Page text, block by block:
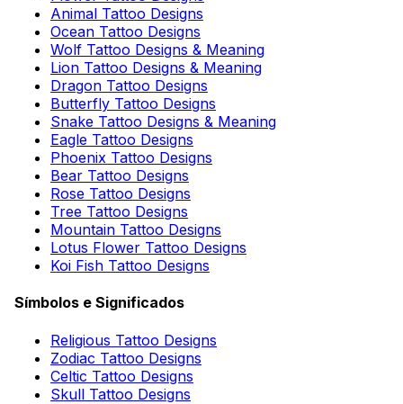
Animal Tattoo Designs
Ocean Tattoo Designs
Wolf Tattoo Designs & Meaning
Lion Tattoo Designs & Meaning
Dragon Tattoo Designs
Butterfly Tattoo Designs
Snake Tattoo Designs & Meaning
Eagle Tattoo Designs
Phoenix Tattoo Designs
Bear Tattoo Designs
Rose Tattoo Designs
Tree Tattoo Designs
Mountain Tattoo Designs
Lotus Flower Tattoo Designs
Koi Fish Tattoo Designs
Símbolos e Significados
Religious Tattoo Designs
Zodiac Tattoo Designs
Celtic Tattoo Designs
Skull Tattoo Designs